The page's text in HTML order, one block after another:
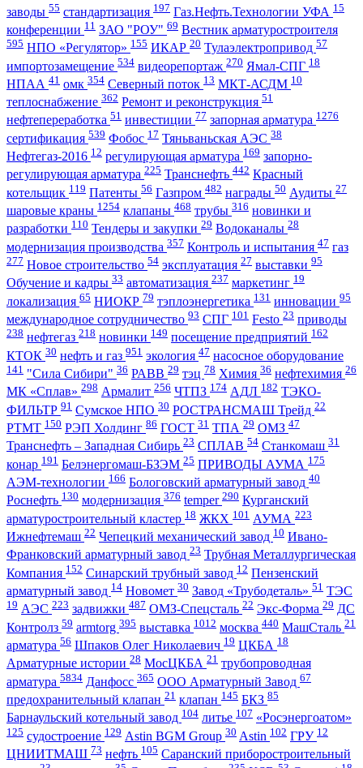
заводы 55 стандартизация 197 Газ.Нефть.Технологии УФА 15
конференции 11 ЗАО "РОУ" 69 Вестник арматуростроителя
595 НПО «Регулятор» 155 ИКАР 20 Тулаэлектропривод 57
импортозамещение 534 видеорепортаж 270 Ямал-СПГ 18
НПАА 41 омк 354 Северный поток 13 МКТ-АСДМ 10
теплоснабжение 362 Ремонт и реконструкция 51
нефтепереработка 51 инвестиции 77 запорная арматура 1276
сертификация 539 Фобос 17 Тяньваньская АЭС 38
Нефтегаз-2016 12 регулирующая арматура 169 запорно-
регулирующая арматура 225 Транснефть 442 Красный
котельщик 119 Патенты 56 Газпром 482 награды 50 Аудиты 27
шаровые краны 1254 клапаны 468 трубы 316 новинки и
разработки 110 Тендеры и закупки 29 Водоканалы 28
модернизация производства 357 Контроль и испытания 47 газ
277 Новое строительство 54 эксплуатация 27 выставки 95
Обучение и кадры 33 автоматизация 237 маркетинг 19
локализация 65 НИОКР 79 тэплоэнергетика 131 инновации 95
международное сотрудничество 93 СПГ 101 Festo 23 приводы
238 нефтегаз 218 новинки 149 посещение предприятий 162
КТОК 30 нефть и газ 951 экология 47 насосное оборудование
141 "Сила Сибири" 36 РАВВ 29 тэц 78 Химия 36 нефтехимия 26
МК «Сплав» 298 Армалит 256 ЧТПЗ 174 АДЛ 182 ТЭКО-
ФИЛЬТР 91 Сумское НПО 30 РОСТРАНСМАШ Трейд 22
РТМТ 150 РЭП Холдинг 86 ГОСТ 31 ТПА 29 ОМЗ 47
Транснефть – Западная Сибирь 23 СПЛАВ 54 Станкомаш 31
конар 191 Белэнергомаш-БЗЭМ 25 ПРИВОДЫ АУМА 175
АЭМ-технологии 166 Бологовский арматурный завод 40
Роснефть 130 модернизация 376 temper 290 Курганский
арматуростроительный кластер 18 ЖКХ 101 АУМА 223
Ижнефтемаш 22 Чепецкий механический завод 10 Ивано-
Франковский арматурный завод 23 Трубная Металлургическая
Компания 152 Синарский трубный завод 12 Пензенский
арматурный завод 14 Новомет 30 Завод «Трубодеталь» 51 ТЭС
19 АЭС 223 задвижки 487 ОМЗ-Спецсталь 22 Экс-Форма 29 ДС
Контролз 59 armtorg 395 выставка 1012 москва 440 МашСталь 21
арматура 56 Шпаков Олег Николаевич 19 ЦКБА 18
Арматурные истории 28 МосЦКБА 21 трубопроводная
арматура 5834 Данфосс 365 ООО Арматурный Завод 67
предохранительный клапан 21 клапан 145 БКЗ 85
Барнаульский котельный завод 104 литье 107 «Росэнергоатом»
125 судостроение 129 Astin BGM Group 30 Astin 102 ГРУ 12
ЦНИИТМАШ 73 нефть 105 Саранский приборостроительный